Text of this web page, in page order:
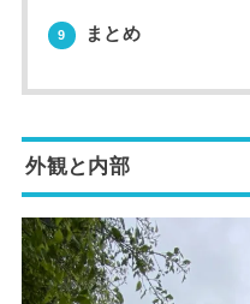
9 まとめ
外観と内部